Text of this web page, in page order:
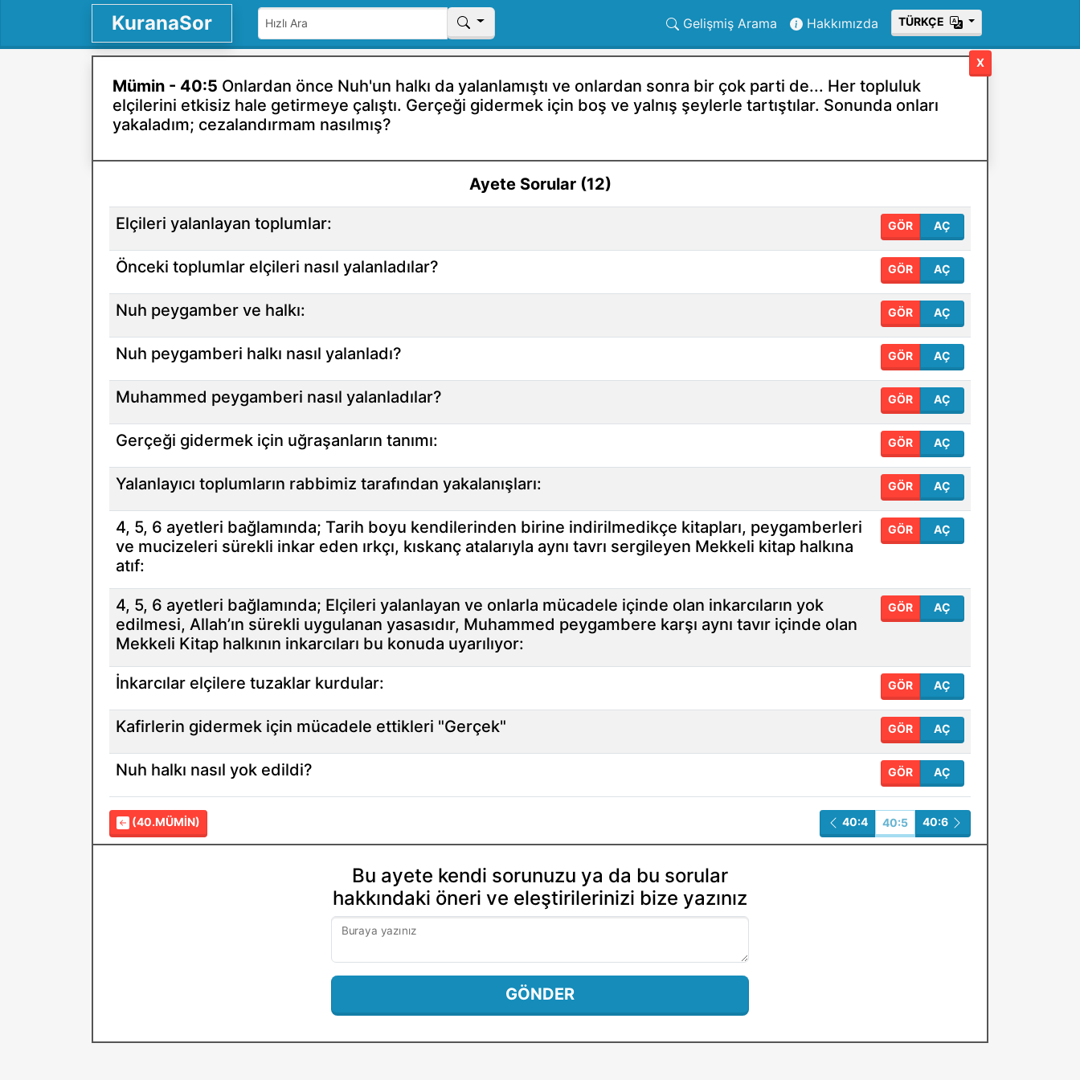
KuranaSor Gelişmiş Arama Hakkımızda ТÜRKÇE
Mümin - 40:5 Onlardan önce Nuh'un halkı da yalanlamıştı ve onlardan sonra bir çok parti de... Her topluluk
elçilerini etkisiz hale getirmeye çalıştı. Gerçeği gidermek için boş ve yalnış şeylerle tartıştılar. Sonunda onları
yakaladım; cezalandırmam nasılmış?
X
Ayete Sorular (12)
GÖR AÇ
Elçileri yalanlayan toplumlar:
GÖR AÇ
Önceki toplumlar elçileri nasıl yalanladılar?
GÖR AÇ
Nuh peygamber ve halkı:
GÖR AÇ
Nuh peygamberi halkı nasıl yalanladı?
GÖR AÇ
Muhammed peygamberi nasıl yalanladılar?
GÖR AÇ
Gerçeği gidermek için uğraşanların tanımı:
GÖR AÇ
Yalanlayıcı toplumların rabbimiz tarafından yakalanışları:
GÖR AÇ
4, 5, 6 ayetleri bağlamında; Tarih boyu kendilerinden birine indirilmedikçe kitapları, peygamberleri
ve mucizeleri sürekli inkar eden ırkçı, kıskanç atalarıyla aynı tavrı sergileyen Mekkeli kitap halkına
atıf:
GÖR AÇ
4, 5, 6 ayetleri bağlamında; Elçileri yalanlayan ve onlarla mücadele içinde olan inkarcıların yok
edilmesi, Allah’ın sürekli uygulanan yasasıdır, Muhammed peygambere karşı aynı tavır içinde olan
Mekkeli Kitap halkının inkarcıları bu konuda uyarılıyor:
GÖR AÇ
İnkarcılar elçilere tuzaklar kurdular:
GÖR AÇ
Kafirlerin gidermek için mücadele ettikleri "Gerçek"
GÖR AÇ
Nuh halkı nasıl yok edildi?
(40.MÜMIN) 40:4 40:5 40:6
Bu ayete kendi sorunuzu ya da bu sorular
hakkındaki öneri ve eleştirilerinizi bize yazınız
Buraya yazınız
GÖNDER